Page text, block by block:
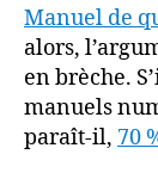
Manuel de
alors,
en brèche.
manuels
paraît-il, 70